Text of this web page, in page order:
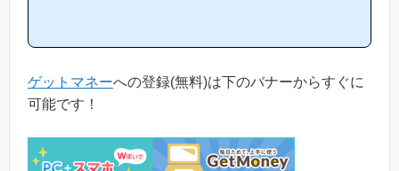
られます！)当ページからゲットマネーへの新規登録はほんの数分
で簡単にできるので、下...
ゲットマネーへの登録(無料)は下のバナーからすぐに
可能です！